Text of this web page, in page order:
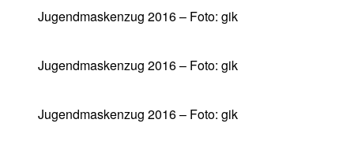
Jugendmaskenzug 2016 – Foto: gik
Jugendmaskenzug 2016 – Foto: gik
Jugendmaskenzug 2016 – Foto: gik